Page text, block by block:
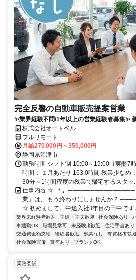
完全反響の自動車販売提案営業
✨業界経験不問/1年以上の営業経験者募集✨ 新規なし！個人ノルマな
し！残業も少なめでプライベートとの両立◎
株式会社オートベル
フルリモート
月給270,000円～350,000円
静岡県沼津市
勤務時間 シフト制 10:00～19:00（実働7
時間： １月あたり 163.0時間 残業少なめ
30分～1時間程度の残業で帰宅するスタッ...
仕事内容 ☆･＊｡･───────────────
業」は、 もう終わりにしませんか？
☆ 初めまして。中途入社3年目の田中です
業界未経験者歓迎 主婦・主夫歓迎 社会保険あり
車通勤OK
職場見学可 未経験者歓迎 住宅手当あり
交通費全額支給
経験者歓迎 残業なし 有資格者歓迎
社会保険完備
賞与あり ブランクOK
業務委託